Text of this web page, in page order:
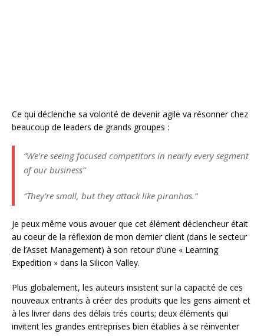
Ce qui déclenche sa volonté de devenir agile va résonner chez
beaucoup de leaders de grands groupes :
“We’re seeing focused competitors in nearly every segment
of our business”
“They’re small, but they attack like piranhas.”
Je peux même vous avouer que cet élément déclencheur était
au coeur de la réflexion de mon dernier client (dans le secteur
de l’Asset Management) à son retour d’une « Learning
Expedition » dans la Silicon Valley.
Plus globalement, les auteurs insistent sur la capacité de ces
nouveaux entrants à créer des produits que les gens aiment et
à les livrer dans des délais trés courts; deux éléments qui
invitent les grandes entreprises bien établies à se réinventer